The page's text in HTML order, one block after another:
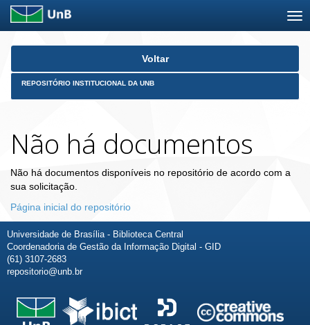
Skip
Voltar
REPOSITÓRIO INSTITUCIONAL DA UNB
Não há documentos
Não há documentos disponíveis no repositório de acordo com a
sua solicitação.
Página inicial do repositório
Universidade de Brasília - Biblioteca Central
Coordenadoria de Gestão da Informação Digital - GID
(61) 3107-2683
repositorio@unb.br